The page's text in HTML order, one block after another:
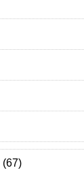
(67)